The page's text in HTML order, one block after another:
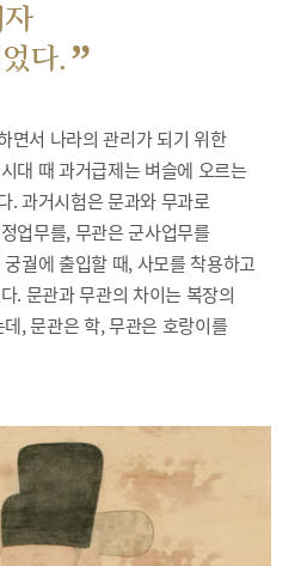
다. ”
면서 나라의 관리가 되기 위한
대 때 과거급제는 벼슬에 오르는
. 과거시험은 문과와 무과로
업무를, 무관은 군사업무를
궐에 출입할 때, 사모를 착용하고
. 문관과 무관의 차이는 복장의
, 문관은 학, 무관은 호랑이를